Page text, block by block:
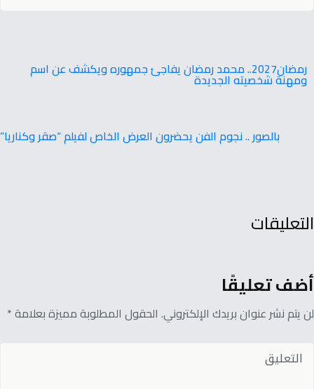
‬ومهنة‭ ‬شخصيته‭ ‬الجديدة
بالصور .. نجوم الفن يحضرون العرض الخاص لفيلم “صقر وكناريا”
التعليقات
أضف تعليقًا
لن يتم نشر عنوان بريدك الإلكتروني. الحقول المطلوبة مميزة بعلامة *